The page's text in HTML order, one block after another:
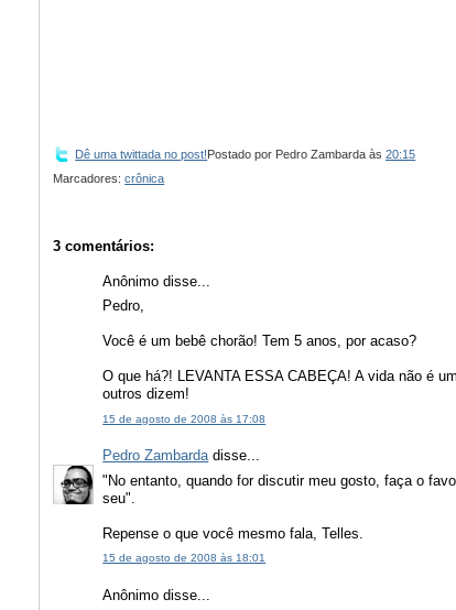
Dê uma twittada no post!Postado por Pedro Zambarda às20:15
Marcadores:crônica
3 comentários:
Anônimo disse...
Pedro,
Você é um bebê chorão! Tem 5 anos, por acaso?
O que há?! LEVANTA ESSA CABEÇA! A vida não é
outros dizem!
15 de agosto de 2008 às 17:08
Pedro Zambardadisse...
"No entanto, quando for discutir meu gosto, faça o
seu".
Repense o que você mesmo fala, Telles.
15 de agosto de 2008 às 18:01
Anônimo disse...